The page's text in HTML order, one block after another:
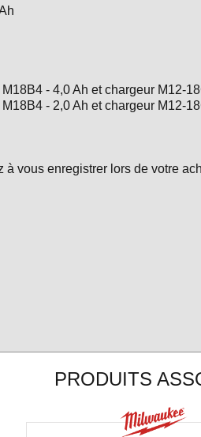
- 4,0 Ah et chargeur M12-
- 2,0 Ah et chargeur M12-
vous enregistrer lors de votre
PRODUITS